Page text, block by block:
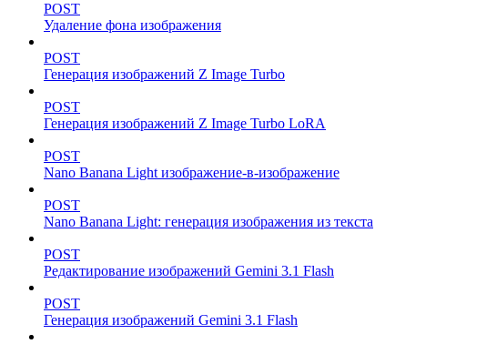
POST
Удаление фона изображения
POST
Генерация изображений Z Image Turbo
POST
Генерация изображений Z Image Turbo LoRA
POST
Nano Banana Light изображение-в-изображение
POST
Nano Banana Light: генерация изображения из текста
POST
Редактирование изображений Gemini 3.1 Flash
POST
Генерация изображений Gemini 3.1 Flash